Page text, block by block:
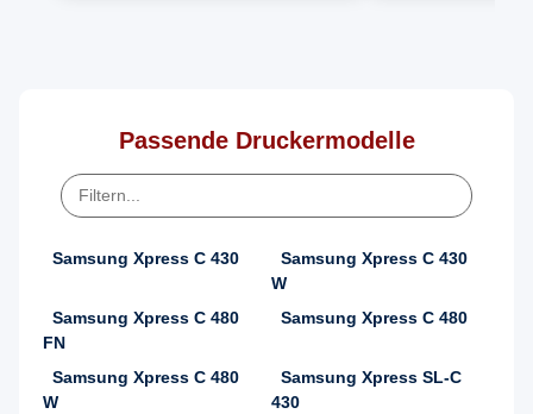
Passende Druckermodelle
Samsung Xpress C 430
Samsung Xpress C 430
W
Samsung Xpress C 480
FN
Samsung Xpress C 480
Samsung Xpress C 480
W
Samsung Xpress SL-C
430